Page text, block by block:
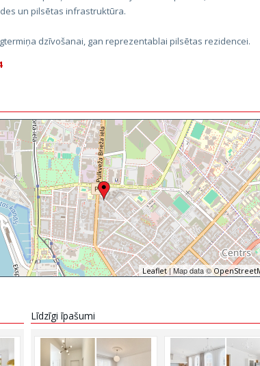
un pilsētas infrastruktūra.
dzīvošanai, gan reprezentablai pilsētas rezidencei.
Leaflet| Map data ©
Līdzīgi īpašumi